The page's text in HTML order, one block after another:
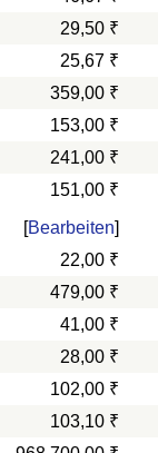
29,50 ₹
25,67 ₹
359,00 ₹
153,00 ₹
241,00 ₹
151,00 ₹
[Bearbeiten]
22,00 ₹
479,00 ₹
41,00 ₹
28,00 ₹
102,00 ₹
103,10 ₹